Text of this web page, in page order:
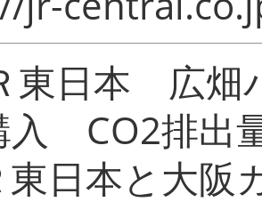
東日本 広畑
入 CO2排出
日本と大阪